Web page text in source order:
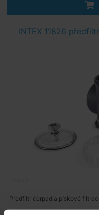
INTEX 11826
Předfiltr čerpadla pískové